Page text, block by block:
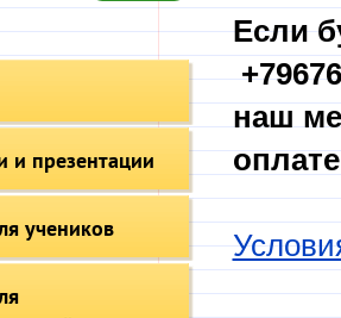
и презентации
учеников
Если
наш